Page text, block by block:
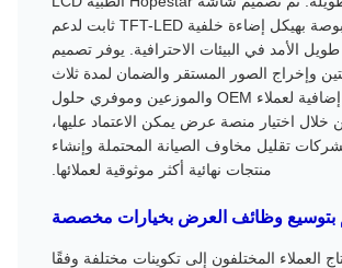
مقاس 17 بوصة بهيكل إضاءة خلفية TFT-LED ثابت لدعم
الأمد في البيئات الاحترافية. يوفر تصميم
وإخراج الصور المستقر والضمان لمدة ثلاث
سنوات ثقة إضافية لعملاء OEM والموزعين وموفري حلول
خلال اختيار منصة عرض يمكن الاعتماد عليها،
تقليل مخاوف الصيانة المحتملة وإنشاء
منتجات نهائية أكثر موثوقية لعملائها.
بتوسيع وظائف العرض بخيارات مخصصة
العملاء المختلفون إلى تكوينات مختلفة وفقًا